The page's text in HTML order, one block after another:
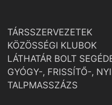
TÁRSSZERVEZETEK
KÖZÖSSÉGI KLUBOK
LÁTHATÁR BOLT
GYÓGY-, FRISSÍTŐ-,
TALPMASSZÁZS